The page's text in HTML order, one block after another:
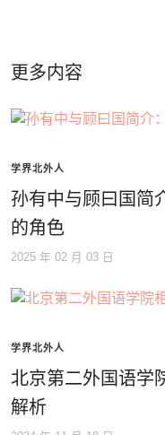
更多内容
学界北外人
孙有中与顾曰国简
的角色
2025 年 02 月 03 日
学界北外人
北京第二外国语学
解析